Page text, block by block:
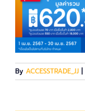
By ACCESSTRADE_JJ